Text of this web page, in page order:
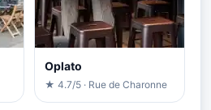
Oplato
★ 4.7/5 · Rue de Charonne